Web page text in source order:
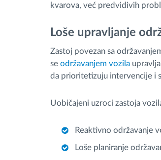
kvarova, već predvidivih
Loše upravljanje
Zastoj povezan sa
se održavanjem vozila
da prioritetizuju intervencije i
Uobičajeni uzroci zastoja
Reaktivno održavanje
Loše planiranje